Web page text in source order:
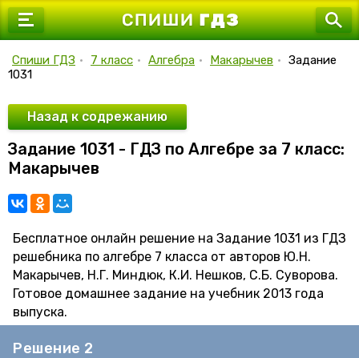
7 класс
9 класс
10 класс
11 класс
Спиши ГДЗ • 7 класс • Алгебра • Макарычев • Задание
1031
Назад к содрежанию
Задание 1031 - ГДЗ по Алгебре за 7 класс:
Макарычев
Бесплатное онлайн решение на Задание 1031 из ГДЗ
решебника по алгебре 7 класса от авторов Ю.Н.
Макарычев, Н.Г. Миндюк, К.И. Нешков, С.Б. Суворова.
Готовое домашнее задание на учебник 2013 года
выпуска.
Решение 2